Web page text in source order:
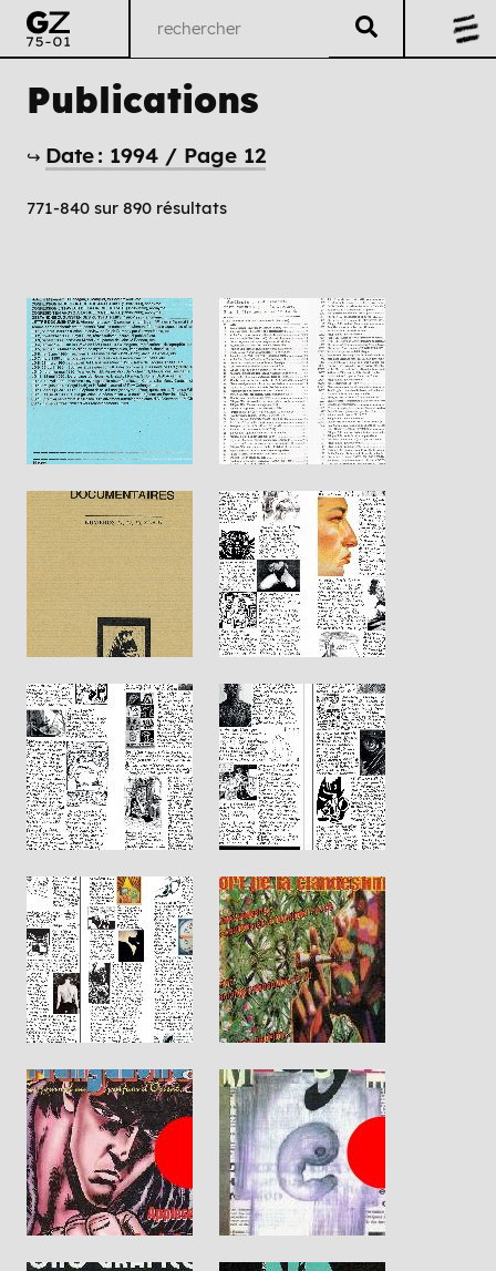
Publications
↪ Date : 1994 / Page 12
771-840 sur 890 résultats